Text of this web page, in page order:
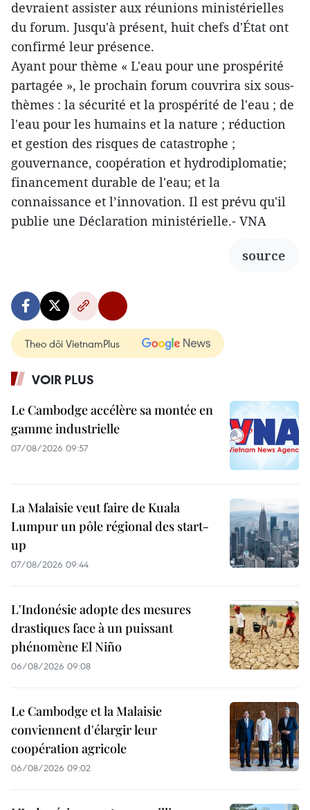
devraient assister aux réunions ministérielles
du forum. Jusqu'à présent, huit chefs d'État ont
confirmé leur présence.
Ayant pour thème « L'eau pour une prospérité
partagée », le prochain forum couvrira six sous-
thèmes : la sécurité et la prospérité de l'eau ; de
l'eau pour les humains et la nature ; réduction
et gestion des risques de catastrophe ;
gouvernance, coopération et hydrodiplomatie;
financement durable de l'eau; et la
connaissance et l’innovation. Il est prévu qu'il
publie une Déclaration ministérielle.- VNA
source
Theo dõi VietnamPlus
VOIR PLUS
Le Cambodge accélère sa montée en
gamme industrielle
07/08/2026 09:57
La Malaisie veut faire de Kuala
Lumpur un pôle régional des start-
up
07/08/2026 09:44
L'Indonésie adopte des mesures
drastiques face à un puissant
phénomène El Niño
06/08/2026 09:08
Le Cambodge et la Malaisie
conviennent d'élargir leur
coopération agricole
06/08/2026 09:02